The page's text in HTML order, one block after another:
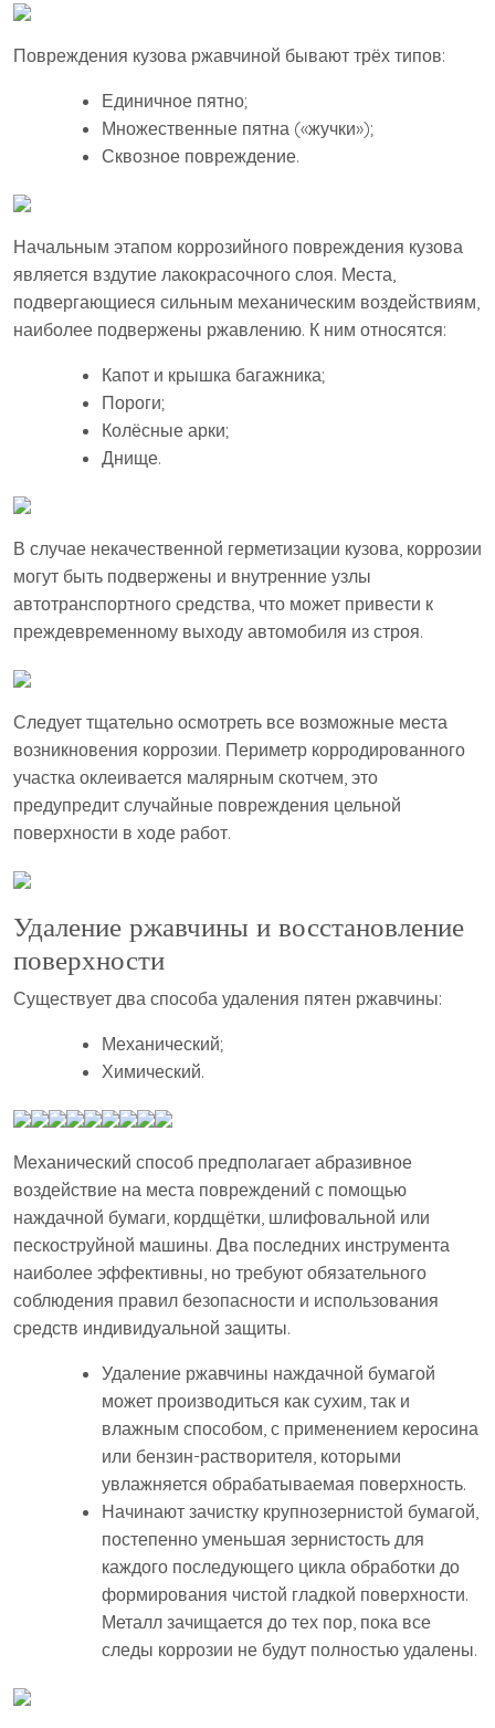
Повреждения кузова ржавчиной бывают трёх типов:
Единичное пятно;
Множественные пятна («жучки»);
Сквозное повреждение.
Начальным этапом коррозийного повреждения кузова
является вздутие лакокрасочного слоя. Места,
подвергающиеся сильным механическим воздействиям,
наиболее подвержены ржавлению. К ним относятся:
Капот и крышка багажника;
Пороги;
Колёсные арки;
Днище.
В случае некачественной герметизации кузова, коррозии
могут быть подвержены и внутренние узлы
автотранспортного средства, что может привести к
преждевременному выходу автомобиля из строя.
Следует тщательно осмотреть все возможные места
возникновения коррозии. Периметр корродированного
участка оклеивается малярным скотчем, это
предупредит случайные повреждения цельной
поверхности в ходе работ.
Удаление ржавчины и восстановление
поверхности
Существует два способа удаления пятен ржавчины:
Механический;
Химический.
Механический способ предполагает абразивное
воздействие на места повреждений с помощью
наждачной бумаги, кордщётки, шлифовальной или
пескоструйной машины. Два последних инструмента
наиболее эффективны, но требуют обязательного
соблюдения правил безопасности и использования
средств индивидуальной защиты.
Удаление ржавчины наждачной бумагой
может производиться как сухим, так и
влажным способом, с применением керосина
или бензин-растворителя, которыми
увлажняется обрабатываемая поверхность.
Начинают зачистку крупнозернистой бумагой,
постепенно уменьшая зернистость для
каждого последующего цикла обработки до
формирования чистой гладкой поверхности.
Металл зачищается до тех пор, пока все
следы коррозии не будут полностью удалены.